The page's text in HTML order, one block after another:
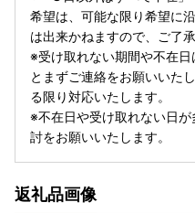
希望は、可能な限り希望に
は出来かねますので、ご了
※受け取れない期間や不在
とまずご連絡をお願いいた
る限り対応いたします。
※不在日や受け取れない日
討をお願いいたします。
返礼品画像